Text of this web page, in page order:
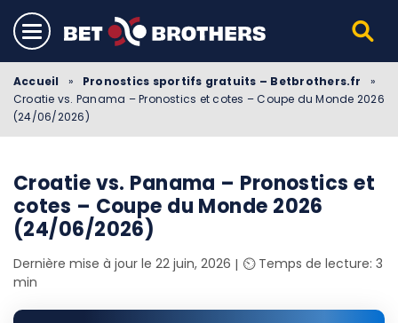
Accueil » Pronostics sportifs gratuits – Betbrothers.fr
»
Croatie vs. Panama – Pronostics et cotes – Coupe du Monde 2026
(24/06/2026)
Croatie vs. Panama – Pronostics et
cotes – Coupe du Monde 2026
(24/06/2026)
Dernière mise à jour le 22 juin, 2026
⏲️ Temps de lecture: 3
min